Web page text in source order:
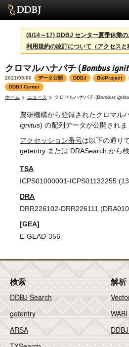
サービス
スパコン
統計
活動
利用規約
問合せ
(8/14～17) DDBJ センター夏季休業
利用規約の改訂について（アクセスと
クロマルハナバチ (Bombus
2021/05/06 データ公開 DDBJ BioProject
DDBJ Center
ホーム
ニュース クロマルハナバチ (Bombus
農研機構から登録されたクロマル
ignitus) の配列データが公開されま
アクセッション番号は以下の通りで
getentry または DRASearch から
TSA
ICPS01000001-ICPS01132255
DRA
DRR226102-DRR226111
[GEA]
E-GEAD-356
検索
DDBJ Search
getentry
ARSA
解析